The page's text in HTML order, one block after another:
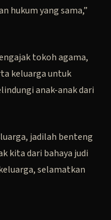
hukum yang sama,”
tokoh agama,
keluarga untuk
anak-anak dari
jadilah benteng
kita dari bahaya judi
selamatkan